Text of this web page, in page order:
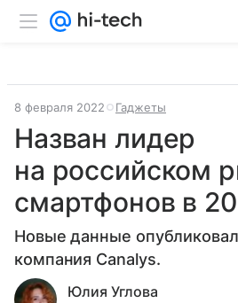
8 февраля 2022 Гаджеты
Назван лидер
на российском
смартфонов в
Новые данные
компания Canalys.
Юлия Углова